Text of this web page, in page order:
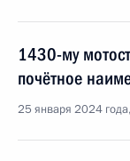
1430-му
почётное
25 января 2024